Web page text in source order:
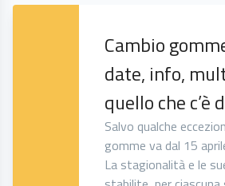
Cambio
date, info,
quello che c’è
Salvo qualche
gomme va dal 15
La stagionalità e le